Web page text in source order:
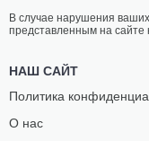
В случае нарушения
представленным на сайте
НАШ САЙТ
Политика
О нас